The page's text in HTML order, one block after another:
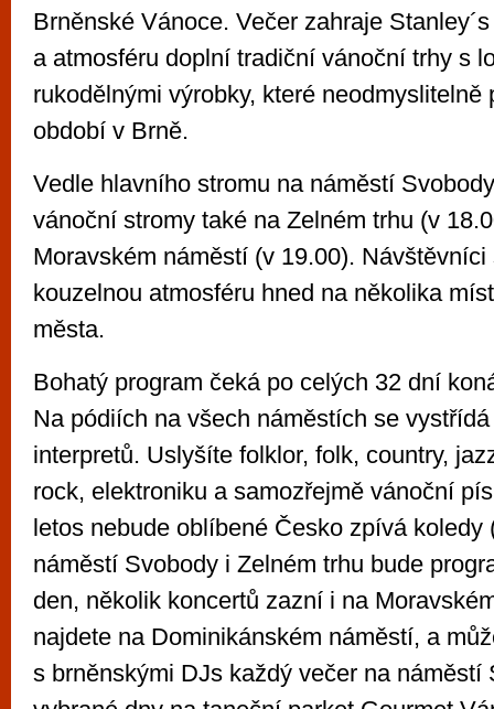
Brněnské Vánoce. Večer zahraje
a atmosféru doplní tradiční vánoční trhy s
rukodělnými výrobky, které neodmyslitelně
období v Brně.
Vedle hlavního stromu na náměstí
vánoční stromy také na Zelném trhu (v
Moravském náměstí (v 19.00).
kouzelnou atmosféru hned na několika
města.
Bohatý program čeká po celých 32 dní
Na pódiích na všech náměstích se
interpretů. Uslyšíte folklor, folk, country,
rock, elektroniku a samozřejmě vánoční
letos nebude oblíbené Česko zpívá koledy
náměstí Svobody i Zelném trhu bude
den, několik koncertů zazní i na
najdete na Dominikánském náměstí, a
s brněnskými DJs každý večer na náměstí